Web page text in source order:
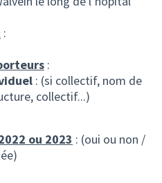
:
:
: (si collectif, nom de
collectif...)
ou 2023 : (oui ou non /